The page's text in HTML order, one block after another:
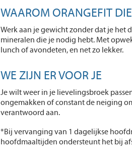
WAAROM ORANGEFIT
Werk aan je gewicht zonder dat je het
mineralen die je nodig hebt. Met
lunch of avondeten, en net zo lekker.
WE ZIJN ER VOOR JE
Je wilt weer in je lievelingsbroek
ongemakken of constant de neiging
verantwoord aan.
*Bij vervanging van 1 dagelijkse
hoofdmaaltijden ondersteunt het bij